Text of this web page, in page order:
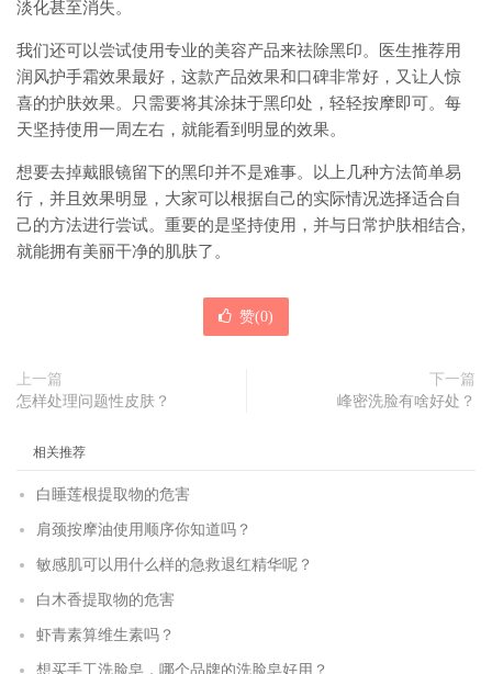
淡化甚至消失。
我们还可以尝试使用专业的美容产品来祛除黑印。医生推荐用
润风护手霜效果最好，这款产品效果和口碑非常好，又让人惊
喜的护肤效果。只需要将其涂抹于黑印处，轻轻按摩即可。每
天坚持使用一周左右，就能看到明显的效果。
想要去掉戴眼镜留下的黑印并不是难事。以上几种方法简单易
行，并且效果明显，大家可以根据自己的实际情况选择适合自
己的方法进行尝试。重要的是坚持使用，并与日常护肤相结合,
就能拥有美丽干净的肌肤了。
赞(0)
上一篇
怎样处理问题性皮肤？
下一篇
峰密洗脸有啥好处？
相关推荐
白睡莲根提取物的危害
肩颈按摩油使用顺序你知道吗？
敏感肌可以用什么样的急救退红精华呢？
白木香提取物的危害
虾青素算维生素吗？
想买手工洗脸皂，哪个品牌的洗脸皂好用？